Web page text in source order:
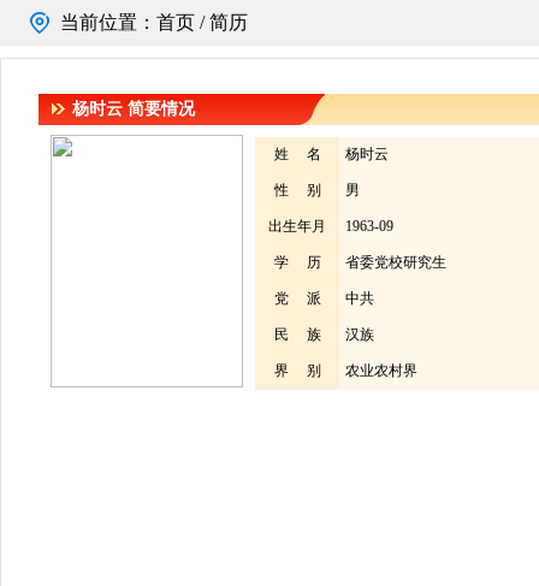
当前位置： 首页 / 简历
杨时云 简要情况
姓 名 杨时云
性 别 男
出生年月 1963-09
学 历 省委党校研究生
党 派 中共
民 族 汉族
界 别 农业农村界